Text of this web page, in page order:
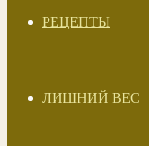
РЕЦЕПТЫ
ЛИШНИЙ ВЕС